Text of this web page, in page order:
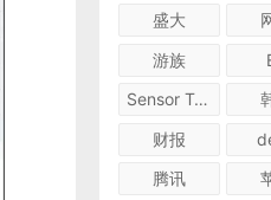
盛大
游族
Sensor Tower
财报
腾讯